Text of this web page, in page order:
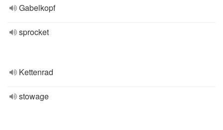
Gabelkopf
sprocket
Kettenrad
stowage